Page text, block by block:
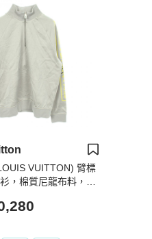
VUITTON) 臂標
，棉質尼龍布料，灰